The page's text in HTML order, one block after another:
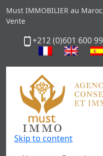
Must IMMOBILIER au
Vente
+212 (0)601 600
Skip to content